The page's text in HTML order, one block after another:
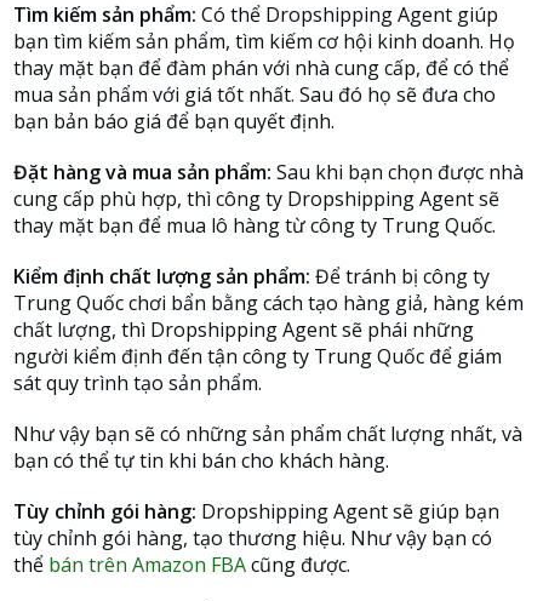
Tìm kiếm sản phẩm: Có thể Dropshipping Agent giúp
bạn tìm kiếm sản phẩm, tìm kiếm cơ hội kinh doanh. Họ
thay mặt bạn để đàm phán với nhà cung cấp, để có thể
mua sản phẩm với giá tốt nhất. Sau đó họ sẽ đưa cho
bạn bản báo giá để bạn quyết định.
Đặt hàng và mua sản phẩm: Sau khi bạn chọn được nhà
cung cấp phù hợp, thì công ty Dropshipping Agent sẽ
thay mặt bạn để mua lô hàng từ công ty Trung Quốc.
Kiểm định chất lượng sản phẩm: Để tránh bị công ty
Trung Quốc chơi bẩn bằng cách tạo hàng giả, hàng kém
chất lượng, thì Dropshipping Agent sẽ phái những
người kiểm định đến tận công ty Trung Quốc để giám
sát quy trình tạo sản phẩm.
Như vậy bạn sẽ có những sản phẩm chất lượng nhất, và
bạn có thể tự tin khi bán cho khách hàng.
Tùy chỉnh gói hàng: Dropshipping Agent sẽ giúp bạn
tùy chỉnh gói hàng, tạo thương hiệu. Như vậy bạn có
thể bán trên Amazon FBAcũng được.